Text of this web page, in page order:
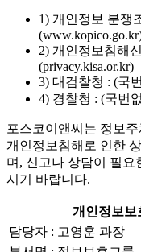
1) 개인정보 분쟁
2) 개인정보침해
(privacy.kisa.or.kr)
3) 대검찰청 : (국
4) 경찰청 : (국번
포스코이앤씨는 정보
개인정보침해로 인한
며, 신고나 상담이 필요
시기 바랍니다.
개인정보보
담당자 : 고영훈 과장